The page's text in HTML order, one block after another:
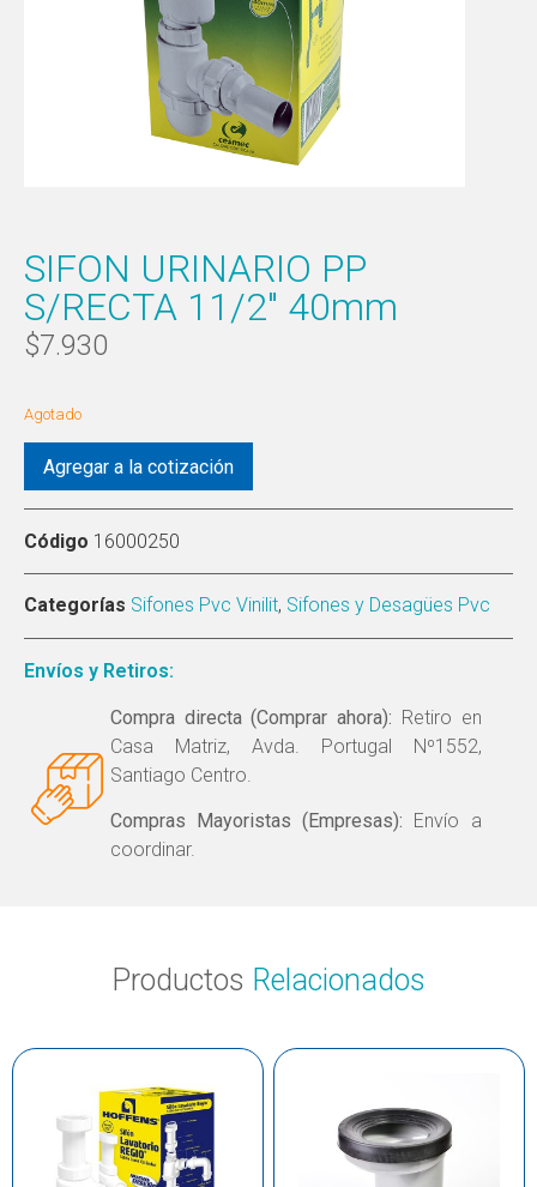
SIFON URINARIO PP
S/RECTA 11/2″ 40mm
$7.930
Agotado
Agregar a la cotización
Código 16000250
Categorías Sifones Pvc Vinilit, Sifones y Desagües Pvc
Envíos y Retiros:
Compra directa (Comprar ahora): Retiro en
Casa Matriz, Avda. Portugal Nº1552,
Santiago Centro.
Compras Mayoristas (Empresas): Envío a
coordinar.
Productos Relacionados